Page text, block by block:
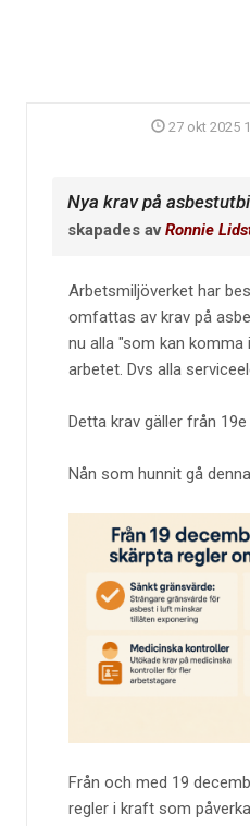
27 okt 2025
Nya krav på
skapades avRonnie
Arbetsmiljöverket har
omfattas av krav på
nu alla "som kan
arbetet. Dvs alla
Detta krav gäller från 19e
Nån som hunnit gå
Från och med 19
regler i kraft som